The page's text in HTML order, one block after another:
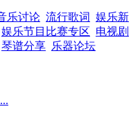
乐讨论 流行歌词 娱乐新
娱乐节目比赛专区 电视剧
琴谱分享 乐器论坛